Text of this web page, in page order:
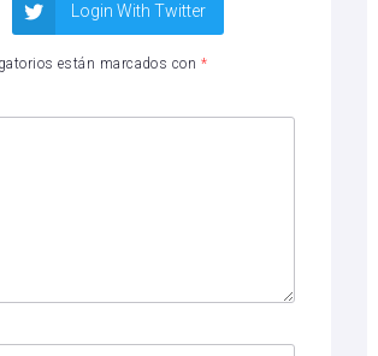
Login With Twitter
están marcados con *